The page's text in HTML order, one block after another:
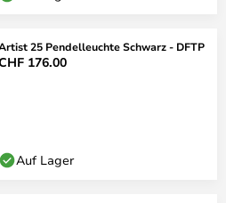
25 Pendelleuchte Schwarz - DFTP
176.00
Auf Lager